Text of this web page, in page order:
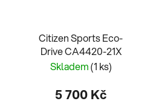
Citizen Sports Eco-
Drive CA4420-21X
Skladem(1 ks)
5 700 Kč